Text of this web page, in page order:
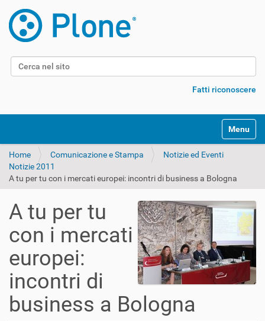
Cerca nel sito
Fatti riconoscere
Alterna
Home Comunicazione e Stampa
Notizie ed Eventi
Notizie 2011
A tu per tu con i mercati europei: incontri di business a Bologna
A tu per tu
con i mercati
europei:
incontri di
business a Bologna